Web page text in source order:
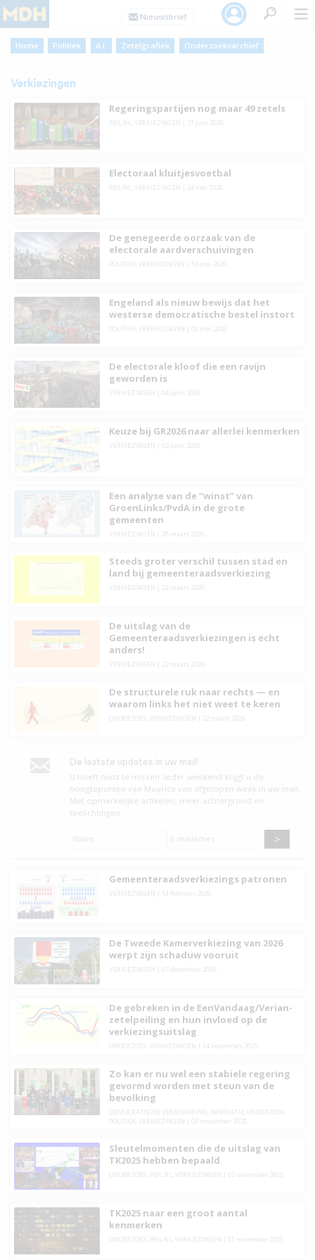
Home Politiek A.I. Zetelgrafiek Onderzoeksarchief
Verkiezingen
Regeringspartijen nog maar 49 zetels
PEIL.NL VERKIEZINGEN 21 juni 2026
Electoraal kluitjesvoetbal
PEIL.NL VERKIEZINGEN 24 mei 2026
De genegeerde oorzaak van de
electorale aardverschuivingen
POLITIEK VERKIEZINGEN 10 mei 2026
Engeland als nieuw bewijs dat het
westerse democratische bestel instort
POLITIEK VERKIEZINGEN 09 mei 2026
De electorale kloof die een ravijn
geworden is
VERKIEZINGEN 04 april 2026
Keuze bij GR2026 naar allerlei kenmerken
VERKIEZINGEN 02 april 2026
Een analyse van de “winst” van
GroenLinks/PvdA in de grote
gemeenten
VERKIEZINGEN 28 maart 2026
Steeds groter verschil tussen stad en
land bij gemeenteraadsverkiezing
VERKIEZINGEN 22 maart 2026
De uitslag van de
Gemeenteraadsverkiezingen is echt
anders!
VERKIEZINGEN 22 maart 2026
De structurele ruk naar rechts — en
waarom links het niet weet te keren
ONDERZOEK VERKIEZINGEN 22 maart 2026
De laatste updates in uw mail!
U hoeft niets te missen. leder weekend krijgt u de
hoogtepunten van Maurice van afgelopen week in uw mail.
Met opmerkelijke artikelen, meer achtergrond en
toelichtingen.
Naam
E-
Gemeenteraadsverkiezings patronen
VERKIEZINGEN 14 februari 2026
De Tweede Kamerverkiezing van 2026
werpt zijn schaduw vooruit
VERKIEZINGEN 07 december 2025
De gebreken in de EenVandaag/Verian-
zetelpeiling en hun invloed op de
verkiezingsuitslag
ONDERZOEK VERKIEZINGEN 14 november 2025
Zo kan er nu wel een stabiele regering
gevormd worden met steun van de
bevolking
DEMOCRATISCHE VERNIEUWING INNOVATIE ONDERZOEK
POLITIEK
VERKIEZINGEN 07 november 2025
Sleutelmomenten die de uitslag van
TK2025 hebben bepaald
ONDERZOEK PEIL.NL VERKIEZINGEN 02 november 2025
TK2025 naar een groot aantal
kenmerken
ONDERZOEK PEIL.NL VERKIEZINGEN 01 november 2025